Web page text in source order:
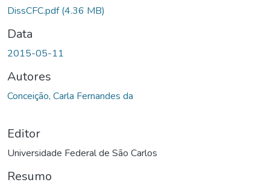
DissCFC.pdf(4.36 MB)
Data
2015-05-11
Autores
Conceição, Carla Fernandes da
Editor
Universidade Federal de São Carlos
Resumo